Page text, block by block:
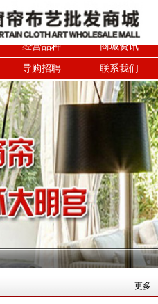
经营品种 商城资讯
导购招聘 联系我们
更多